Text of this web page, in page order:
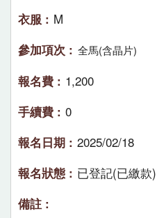
M
全馬(含晶片)
1,200
0
2025/02/18
已登記(已繳款)